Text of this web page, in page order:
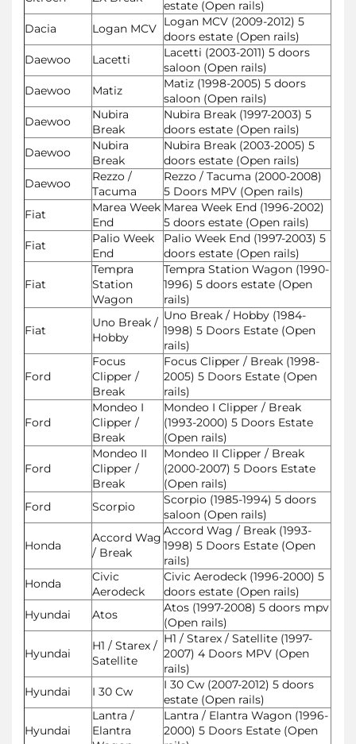
estate (Open rails)
Dacia
Logan MCV Logan MCV (2009-2012) 5
doors estate (Open rails)
Daewoo
Lacetti
Lacetti (2003-2011) 5 doors
saloon (Open rails)
Daewoo
Matiz
Matiz (1998-2005) 5 doors
saloon (Open rails)
Daewoo
Nubira
Break
Nubira Break (1997-2003) 5
doors estate (Open rails)
Daewoo
Nubira
Break
Nubira Break (2003-2005) 5
doors estate (Open rails)
Daewoo
Rezzo /
Tacuma
Rezzo / Tacuma (2000-2008)
5 Doors MPV (Open rails)
Fiat
Marea Week
End
Marea Week End (1996-2002)
5 doors estate (Open rails)
Fiat
Palio Week
End
Palio Week End (1997-2003) 5
doors estate (Open rails)
Fiat
Tempra
Station
Wagon
Tempra Station Wagon (1990-
1996) 5 doors estate (Open
rails)
Fiat
Uno Break /
Hobby
Uno Break / Hobby (1984-
1998) 5 Doors Estate (Open
rails)
Ford
Focus
Clipper /
Break
Focus Clipper / Break (1998-
2005) 5 Doors Estate (Open
rails)
Ford
Mondeo I
Clipper /
Break
Mondeo I Clipper / Break
(1993-2000) 5 Doors Estate
(Open rails)
Ford
Mondeo II
Clipper /
Break
Mondeo II Clipper / Break
(2000-2007) 5 Doors Estate
(Open rails)
Ford
Scorpio
Scorpio (1985-1994) 5 doors
saloon (Open rails)
Honda
Accord Wag
/ Break
Accord Wag / Break (1993-
1998) 5 Doors Estate (Open
rails)
Honda
Civic
Aerodeck
Civic Aerodeck (1996-2000) 5
doors estate (Open rails)
Hyundai
Atos
Atos (1997-2008) 5 doors mpv
(Open rails)
Hyundai
H1 / Starex /
Satellite
H1 / Starex / Satellite (1997-
2007) 4 Doors MPV (Open
rails)
Hyundai
I 30 Cw
I 30 Cw (2007-2012) 5 doors
estate (Open rails)
Hyundai
Lantra /
Elantra
Lantra / Elantra Wagon (1996-
2000) 5 Doors Estate (Open